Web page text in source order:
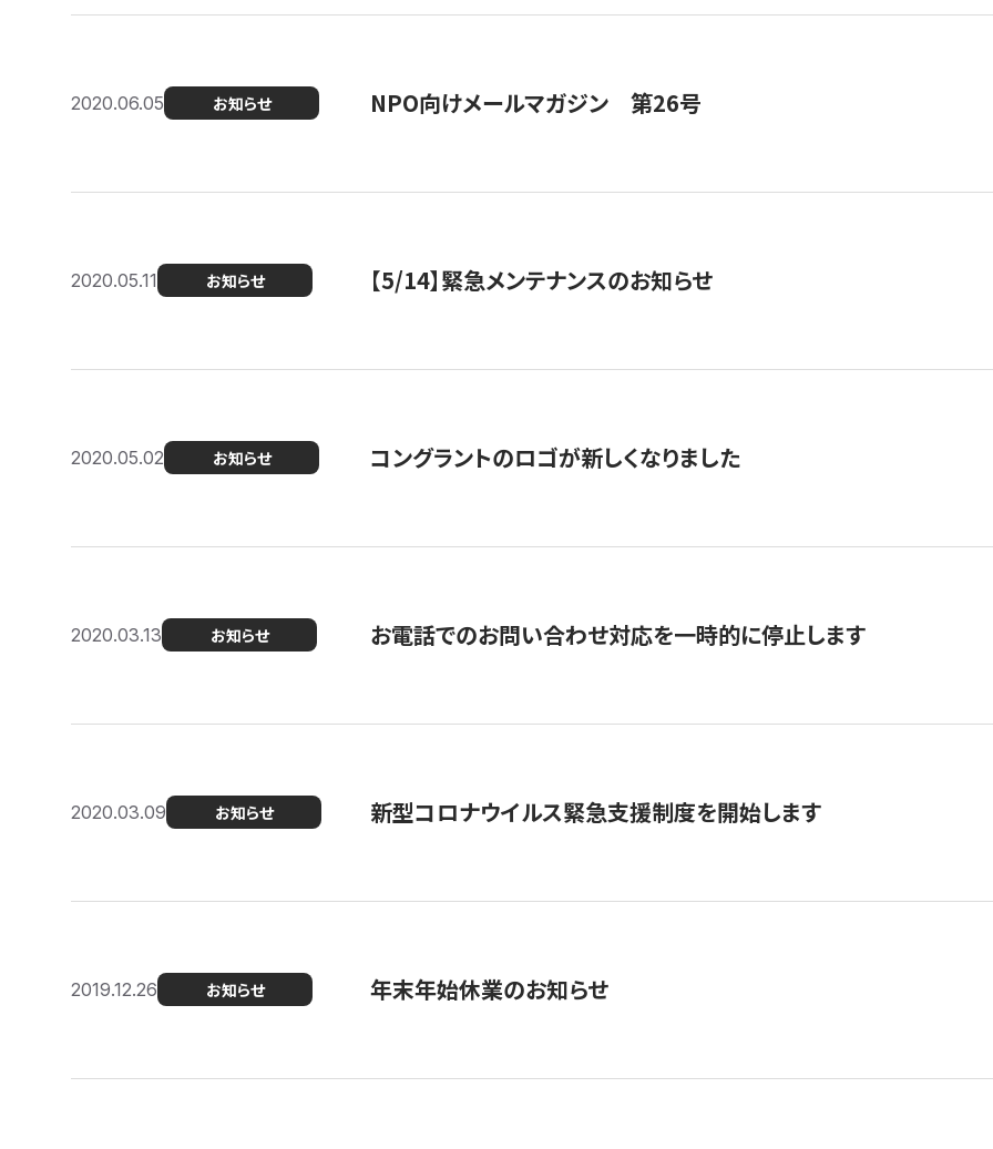
2020.06.05 お知らせ NPO向けメールマガジン 第26号
2020.05.11 お知らせ 【5/14】緊急メンテナンスのお知らせ
2020.05.02 お知らせ コングラントのロゴが新しくなりました
2020.03.13 お知らせ お電話でのお問い合わせ対応を一時的に停止します
2020.03.09 お知らせ 新型コロナウイルス緊急支援制度を開始します
2019.12.26 お知らせ 年末年始休業のお知らせ